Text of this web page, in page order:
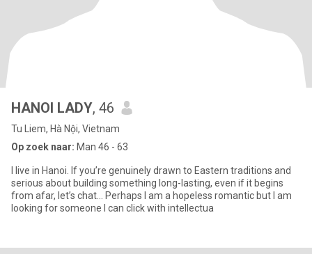
HANOI LADY, 46
Tu Liem, Hà Nội, Vietnam
Op zoek naar: Man 46 - 63
I live in Hanoi. If you’re genuinely drawn to Eastern traditions and
serious about building something long-lasting, even if it begins
from afar, let’s chat… Perhaps I am a hopeless romantic but I am
looking for someone I can click with intellectua